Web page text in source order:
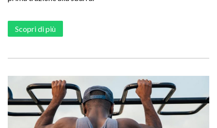
Scopri di più